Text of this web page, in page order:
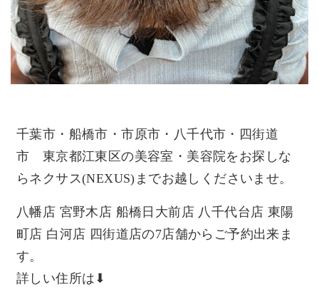
千葉市・船橋市・市原市・八千代市・四街道
市 東京都江東区の美容室・美容院をお探しな
らネクサス(NEXUS)までお越しくださいませ。
八幡店 宮野木店 船橋日大前店 八千代台店 東陽
町店 白河店 四街道店の7店舗からご予約出来ま
す。
詳しい住所は⬇︎